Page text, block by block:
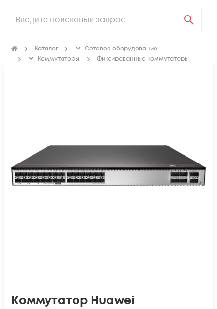
Каталог
Сетевое оборудование
Коммутаторы
Фиксированные коммутаторы
Коммутатор Huawei